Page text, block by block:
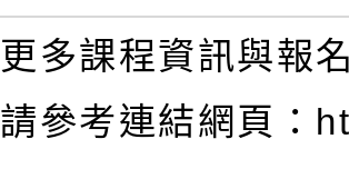
更多課程資訊與報
請參考連結網頁：